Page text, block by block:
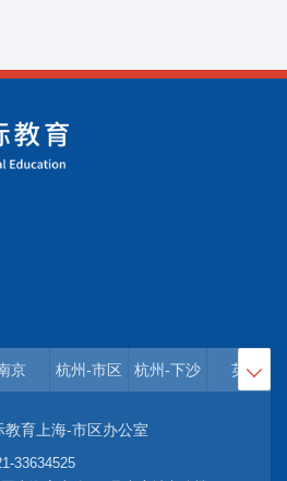
京 杭州-市区 杭州-下沙 英国

教育上海-市区办公室
33634525